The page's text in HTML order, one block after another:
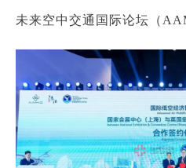
未来空中交通国际论坛（